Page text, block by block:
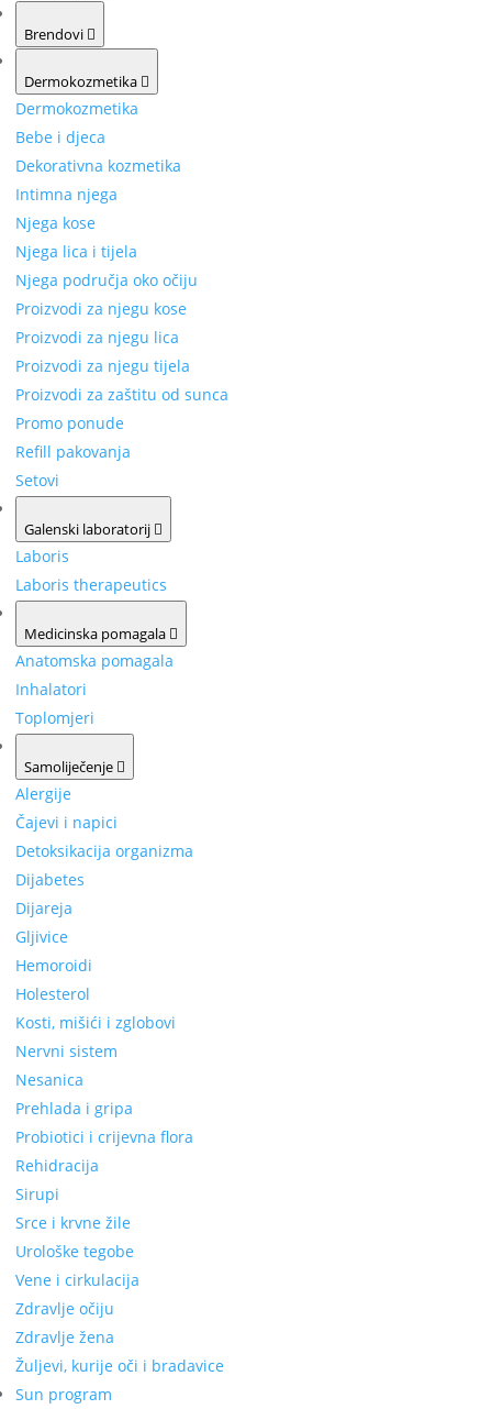
Brendovi
Dermokozmetika
Dermokozmetika
Bebe i djeca
Dekorativna kozmetika
Intimna njega
Njega kose
Njega lica i tijela
Njega područja oko očiju
Proizvodi za njegu kose
Proizvodi za njegu lica
Proizvodi za njegu tijela
Proizvodi za zaštitu od sunca
Promo ponude
Refill pakovanja
Setovi
Galenski laboratorij
Laboris
Laboris therapeutics
Medicinska pomagala
Anatomska pomagala
Inhalatori
Toplomjeri
Samoliječenje
Alergije
Čajevi i napici
Detoksikacija organizma
Dijabetes
Dijareja
Gljivice
Hemoroidi
Holesterol
Kosti, mišići i zglobovi
Nervni sistem
Nesanica
Prehlada i gripa
Probiotici i crijevna flora
Rehidracija
Sirupi
Srce i krvne žile
Urološke tegobe
Vene i cirkulacija
Zdravlje očiju
Zdravlje žena
Žuljevi, kurije oči i bradavice
Sun program